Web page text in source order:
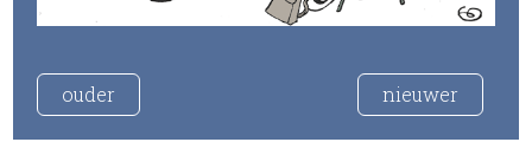
ouder nieuwer